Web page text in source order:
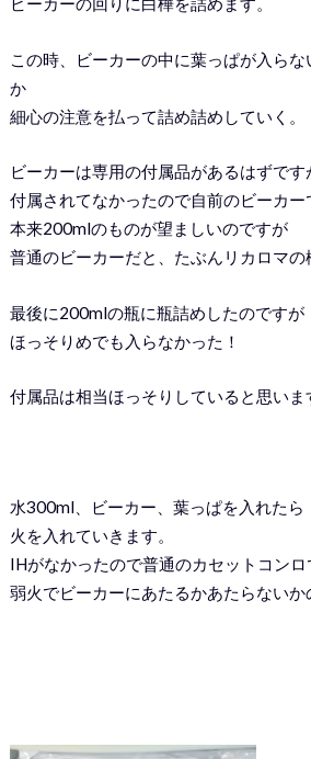
この時、ビーカーの中に葉っぱが入ら
か
細心の注意を払って詰め詰めしていく。
ビーカーは専用の付属品があるはずです
付属されてなかったので自前のビーカー
本来200mlのものが望ましいのですが
普通のビーカーだと、たぶんリカロマの
最後に200mlの瓶に瓶詰めしたのですが
ほっそりめでも入らなかった！
付属品は相当ほっそりしていると思いま
水300ml、ビーカー、葉っぱを入れたら
火を入れていきます。
IHがなかったので普通のカセットコンロ
弱火でビーカーにあたるかあたらないか